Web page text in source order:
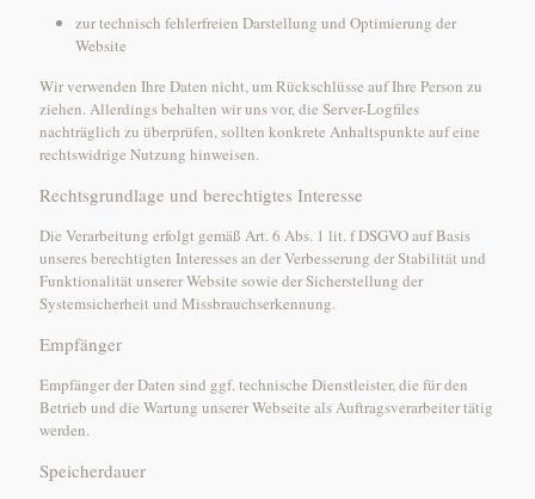
zur technisch fehlerfreien Darstellung und Optimierung der
Website
Wir verwenden Ihre Daten nicht, um Rückschlüsse auf Ihre Person zu
ziehen. Allerdings behalten wir uns vor, die Server-Logfiles
nachträglich zu überprüfen, sollten konkrete Anhaltspunkte auf eine
rechtswidrige Nutzung hinweisen.
Rechtsgrundlage und berechtigtes Interesse
Die Verarbeitung erfolgt gemäß Art. 6 Abs. 1 lit. f DSGVO auf Basis
unseres berechtigten Interesses an der Verbesserung der Stabilität und
Funktionalität unserer Website sowie der Sicherstellung der
Systemsicherheit und Missbrauchserkennung.
Empfänger
Empfänger der Daten sind ggf. technische Dienstleister, die für den
Betrieb und die Wartung unserer Webseite als Auftragsverarbeiter tätig
werden.
Speicherdauer